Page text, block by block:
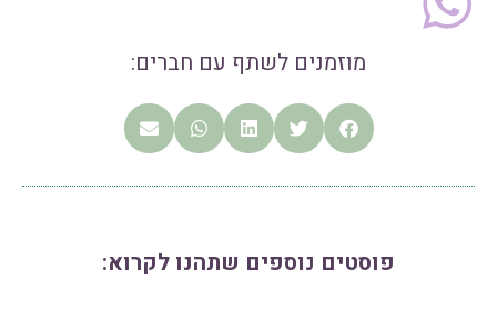
מוזמנים לשתף עם חברים:
פוסטים נוספים שתהנו לקרוא: